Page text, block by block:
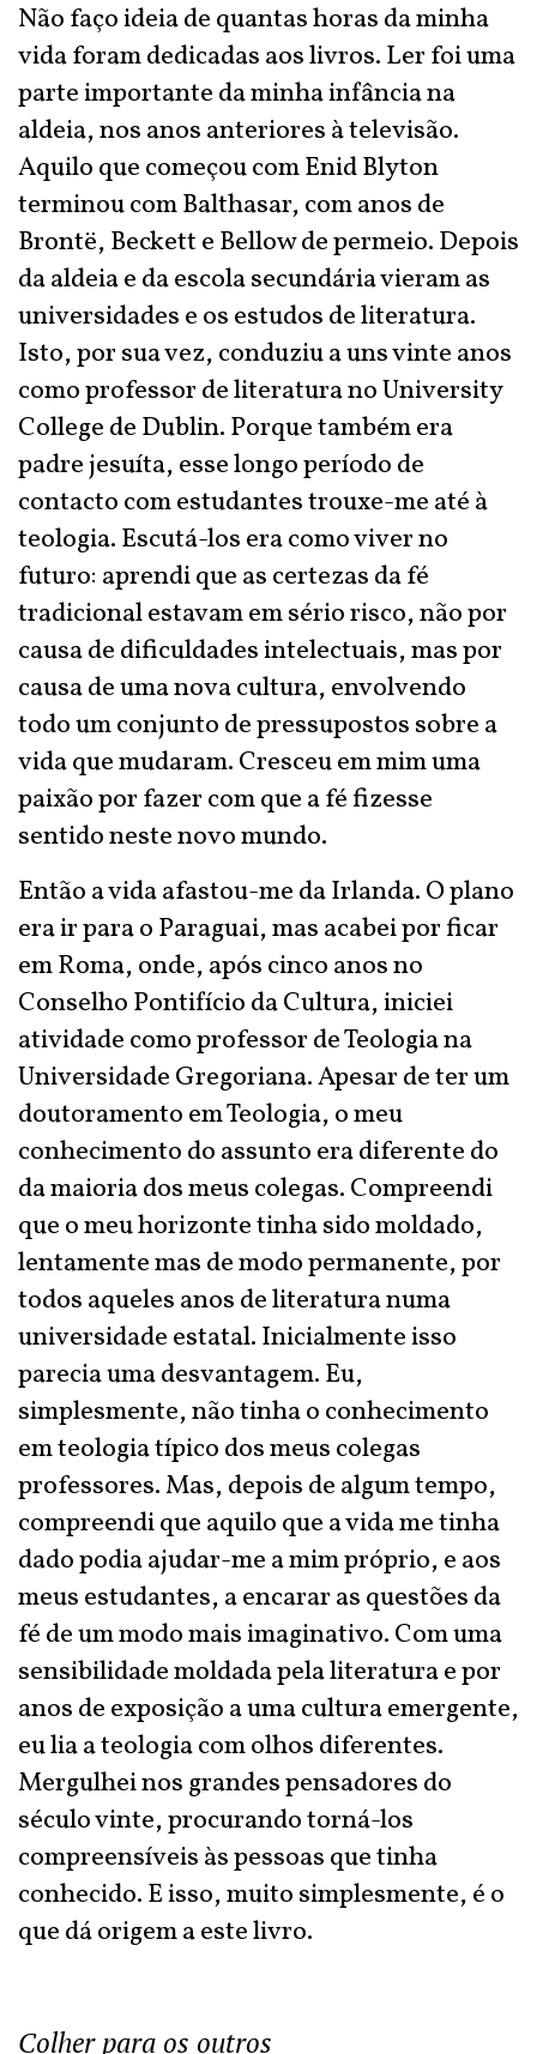
Não faço ideia de quantas horas da minha
vida foram dedicadas aos livros. Ler foi uma
parte importante da minha infância na
aldeia, nos anos anteriores à televisão.
Aquilo que começou com Enid Blyton
terminou com Balthasar, com anos de
Brontë, Beckett e Bellow de permeio. Depois
da aldeia e da escola secundária vieram as
universidades e os estudos de literatura.
Isto, por sua vez, conduziu a uns vinte anos
como professor de literatura no University
College de Dublin. Porque também era
padre jesuíta, esse longo período de
contacto com estudantes trouxe-me até à
teologia. Escutá-los era como viver no
futuro: aprendi que as certezas da fé
tradicional estavam em sério risco, não por
causa de dificuldades intelectuais, mas por
causa de uma nova cultura, envolvendo
todo um conjunto de pressupostos sobre a
vida que mudaram. Cresceu em mim uma
paixão por fazer com que a fé fizesse
sentido neste novo mundo.
Então a vida afastou-me da Irlanda. O plano
era ir para o Paraguai, mas acabei por ficar
em Roma, onde, após cinco anos no
Conselho Pontifício da Cultura, iniciei
atividade como professor de Teologia na
Universidade Gregoriana. Apesar de ter um
doutoramento em Teologia, o meu
conhecimento do assunto era diferente do
da maioria dos meus colegas. Compreendi
que o meu horizonte tinha sido moldado,
lentamente mas de modo permanente, por
todos aqueles anos de literatura numa
universidade estatal. Inicialmente isso
parecia uma desvantagem. Eu,
simplesmente, não tinha o conhecimento
em teologia típico dos meus colegas
professores. Mas, depois de algum tempo,
compreendi que aquilo que a vida me tinha
dado podia ajudar-me a mim próprio, e aos
meus estudantes, a encarar as questões da
fé de um modo mais imaginativo. Com uma
sensibilidade moldada pela literatura e por
anos de exposição a uma cultura emergente,
eu lia a teologia com olhos diferentes.
Mergulhei nos grandes pensadores do
século vinte, procurando torná-los
compreensíveis às pessoas que tinha
conhecido. E isso, muito simplesmente, é o
que dá origem a este livro.
Colher para os outros